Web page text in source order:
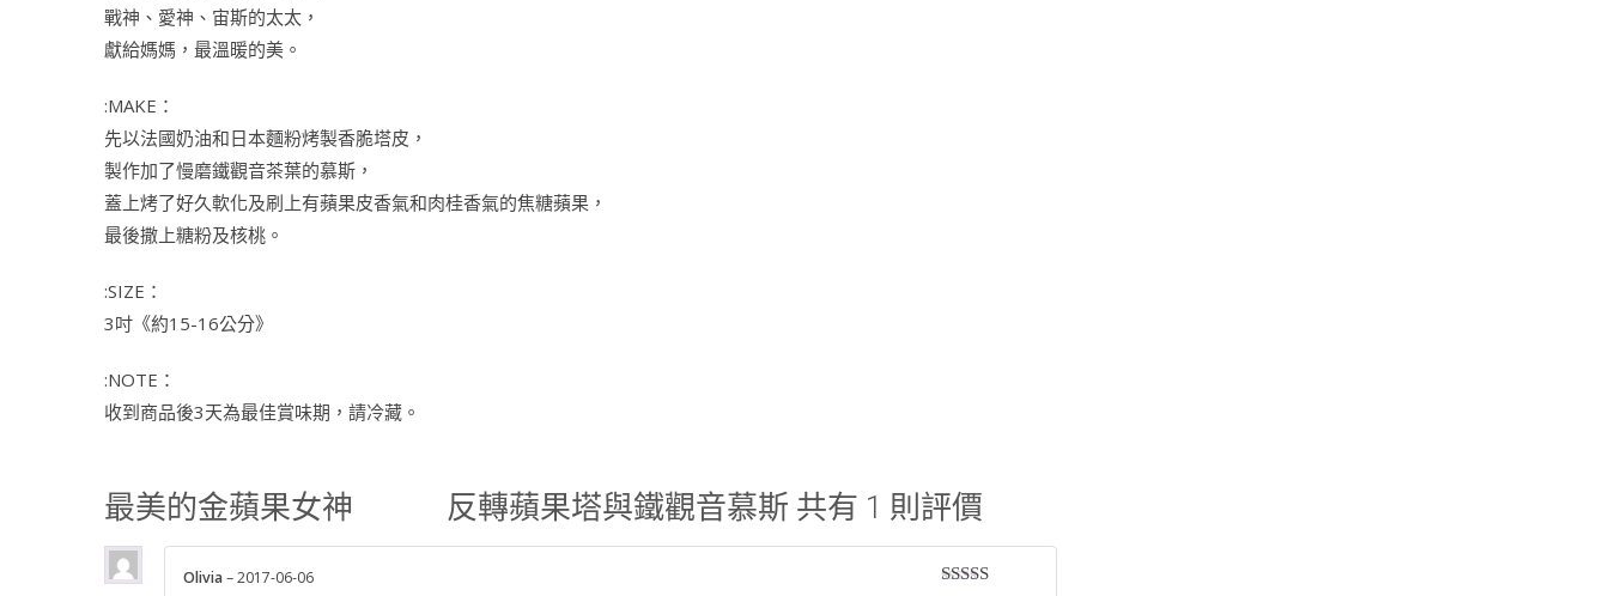
戰神、愛神、宙斯的太太，
獻給媽媽，最溫暖的美。
:MAKE：
先以法國奶油和日本麵粉烤製香脆塔皮，
製作加了慢磨鐵觀音茶葉的慕斯，
蓋上烤了好久軟化及刷上有蘋果皮香氣和肉桂香氣的焦糖蘋果，
最後撒上糖粉及核桃。
:SIZE：
3吋《約15-16公分》
:NOTE：
收到商品後3天為最佳賞味期，請冷藏。
最美的金蘋果女神 反轉蘋果塔與鐵觀音慕斯 共有 1 則評價
Olivia–2017-06-06